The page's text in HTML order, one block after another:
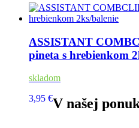
ASSISTANT
pineta s hrebienkom
skladom
3,95 €V našej